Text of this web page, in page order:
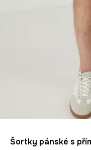
Šortky pánské s